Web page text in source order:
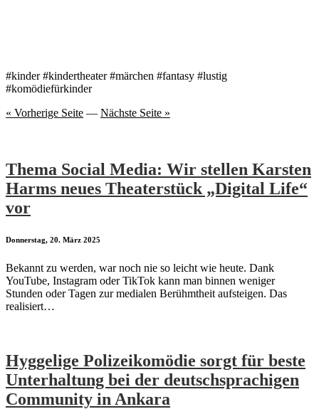
#kinder #kindertheater #märchen #fantasy #lustig
#komödiefürkinder
« Vorherige Seite — Nächste Seite »
Thema Social Media: Wir stellen Karsten
Harms neues Theaterstück „Digital Life“
vor
Donnerstag, 20. März 2025
Bekannt zu werden, war noch nie so leicht wie heute. Dank
YouTube, Instagram oder TikTok kann man binnen weniger
Stunden oder Tagen zur medialen Berühmtheit aufsteigen. Das
realisiert…
Hyggelige Polizeikomödie sorgt für beste
Unterhaltung bei der deutschsprachigen
Community in Ankara